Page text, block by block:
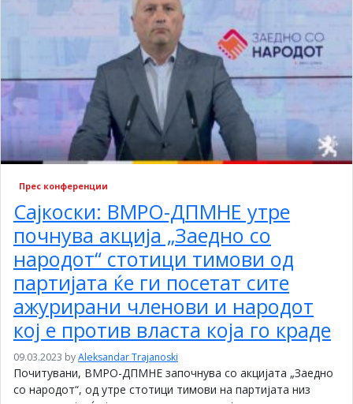
Прес конференции
Сајкоски: ВМРО-ДПМНЕ утре
почнува акција „Заедно со
народот“ стотици тимови од
партијата ќе ги посетат сите
ажурирани членови и народот
кој е против власта која го краде
09.03.2023 byAleksandar Trajanoski
Почитувани, ВМРО-ДПМНЕ започнува со акцијата „Заедно
со народот“, од утре стотици тимови на партијата низ